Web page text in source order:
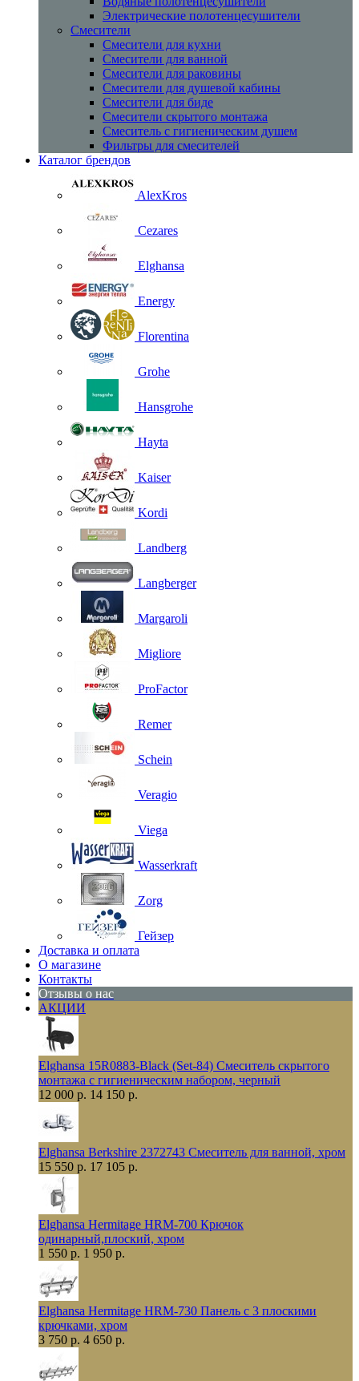
Электрические полотенцесушители
Смесители
Смесители для кухни
Смесители для ванной
Смесители для раковины
Смесители для душевой кабины
Смесители для биде
Смесители скрытого монтажа
Смеситель с гигиеническим душем
Фильтры для смесителей
Каталог брендов
AlexKros
Cezares
Elghansa
Energy
Florentina
Grohe
Hansgrohe
Hayta
Kaiser
Kordi
Landberg
Langberger
Margaroli
Migliore
ProFactor
Remer
Schein
Veragio
Viega
Wasserkraft
Zorg
Гейзер
Доставка и оплата
О магазине
Контакты
Отзывы о нас
АКЦИИ
Elghansa 15R0883-Black (Set-84) Смеситель скрытого
монтажа с гигиеническим набором, черный
12 000 р. 14 150 р.
Elghansa Berkshire 2372743 Смеситель для ванной, хром
15 550 р. 17 105 р.
Elghansa Hermitage HRM-700 Крючок
одинарный,плоский, хром
1 550 р. 1 950 р.
Elghansa Hermitage HRM-730 Панель с 3 плоскими
крючками, хром
3 750 р. 4 650 р.